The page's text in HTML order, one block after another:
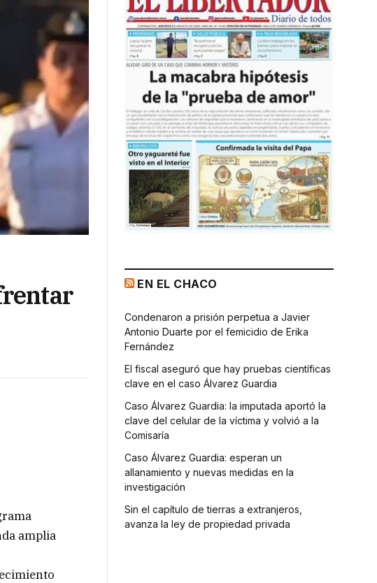
amplia
EN EL CHACO
Condenaron a prisión perpetua a Javier
Antonio Duarte por el femicidio de Erika
Fernández
El fiscal aseguró que hay pruebas científicas
clave en el caso Álvarez Guardia
Caso Álvarez Guardia: la imputada aportó la
clave del celular de la víctima y volvió a la
Comisaría
Caso Álvarez Guardia: esperan un
allanamiento y nuevas medidas en la
investigación
Sin el capítulo de tierras a extranjeros,
avanza la ley de propiedad privada